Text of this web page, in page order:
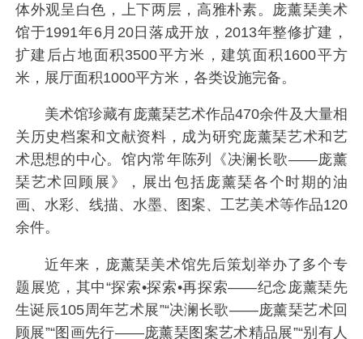
体外观呈白色，上下两层，高雅朴素。庞薰琹美术
馆于1991年6月20日落成开放，2013年整修扩建，
扩建后占地面积3500平方米，建筑面积1600平方
米，展厅面积1000平方米，各类设施完备。
美术馆珍藏有庞薰琹艺术作品470余件及大量相
关历史档案和文献资料，成为研究庞薰琹艺术和艺
术思想的中心。馆内常年陈列《决澜长歌——庞薰
琹艺术回顾展》，展出包括庞薰琹各个时期的油
画、水彩、线描、水墨、图案、工艺美术等作品120
余件。
近年来，庞薰琹美术馆先后策划举办了多个专
题展览，其中“探索•探索•再探索——纪念庞薰琹先
生诞辰105周年艺术展”“决澜长歌——庞薰琹艺术回
顾展”“图画先行——庞薰琹图案艺术精品展”“别有人